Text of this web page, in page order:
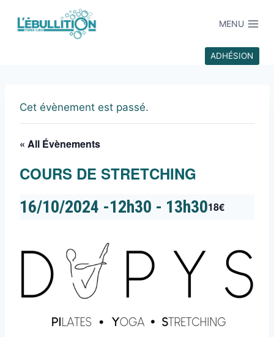
MENU
ADHÉSION
Cet évènement est passé.
« All Évènements
COURS DE STRETCHING
16/10/2024 -12h30 - 13h3018€